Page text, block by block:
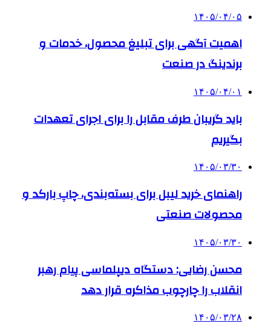
۱۴۰۵/۰۴/۰۵
اهمیت آگهی برای تبلیغ محصول، خدمات و
برندینگ در صنعت
۱۴۰۵/۰۴/۰۱
باید گریبان طرف مقابل را برای اجرای تعهدات
بگیریم
۱۴۰۵/۰۳/۳۰
راهنمای خرید لیبل برای بسته‌بندی، چاپ بارکد و
محصولات صنعتی
۱۴۰۵/۰۳/۳۰
محسن رضایی: دستگاه دیپلماسی پیام رهبر
انقلاب را چارچوب مذاکره قرار دهد
۱۴۰۵/۰۳/۲۸